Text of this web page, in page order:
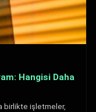
Hangisi Daha
birlikte işletmeler,